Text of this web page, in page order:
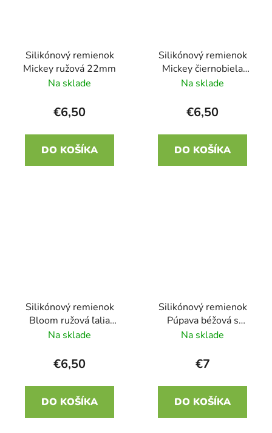
Silikónový remienok
Mickey ružová 22mm
Na sklade
€6,50
DO KOŠÍKA
Silikónový remienok
Mickey čiernobiela
22mm
Na sklade
€6,50
DO KOŠÍKA
Silikónový remienok
Bloom ružová ľalia
22mm
Na sklade
€6,50
DO KOŠÍKA
Silikónový remienok
Púpava béžová s
ružovou 22mm
Na sklade
€7
DO KOŠÍKA